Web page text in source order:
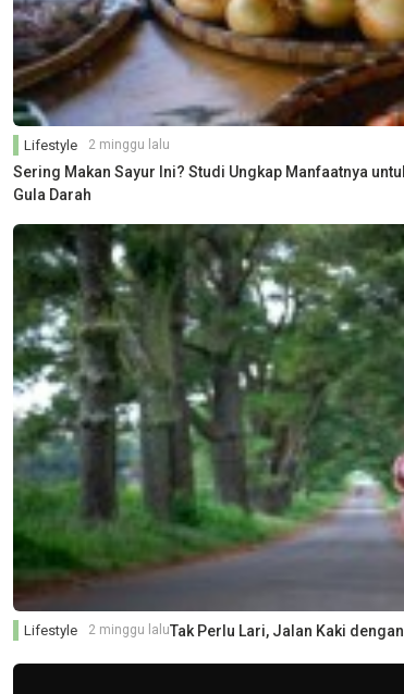
Lifestyle 2 minggu lalu
Sering Makan Sayur Ini? Studi Ungkap Manfaatnya
Gula Darah
Lifestyle 2 minggu laluTak Perlu Lari, Jalan Kaki